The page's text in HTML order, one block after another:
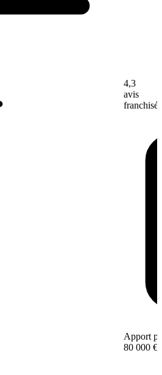
4,3
avis
franchisé
Apport
80 000 €